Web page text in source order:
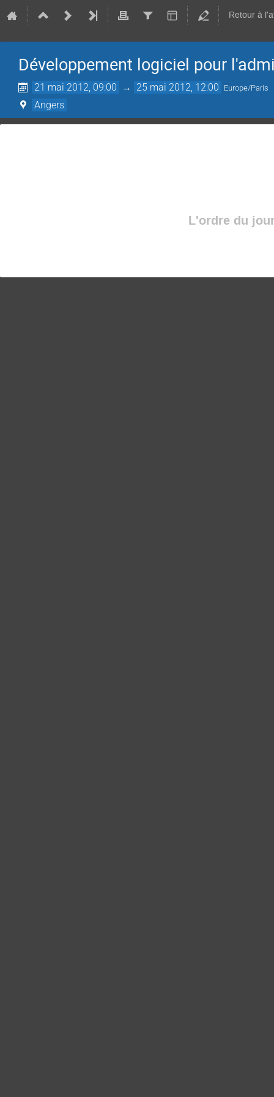
Retour à
Développement logiciel pour
21 mai 2012, 09:00 → 25 mai 2012, 12:00 Europe/Paris
Angers
L'ordre du